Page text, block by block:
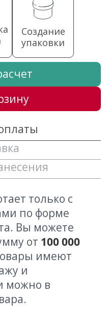
Создание
упаковки
только с
по форме
Вы можете
от 100 000
имеют
и
можно в